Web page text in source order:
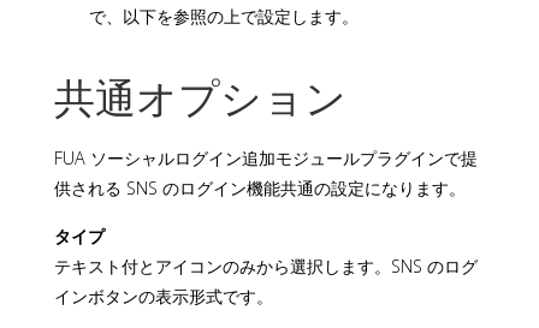
で、以下を参照の上で設定します。
共通オプション
FUA ソーシャルログイン追加モジュールプラグインで提
供される SNS のログイン機能共通の設定になります。
タイプ
テキスト付とアイコンのみから選択します。SNS のログ
インボタンの表示形式です。